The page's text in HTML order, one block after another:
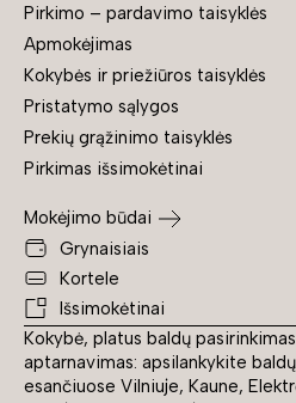
Kokybė, platus baldų
aptarnavimas: apsilankykite
esančiuose Vilniuje, Kaune,
Pirkimo – pardavimo taisyklės
Apmokėjimas
Kokybės ir priežiūros taisyklės
Pristatymo sąlygos
Prekių grąžinimo taisyklės
Pirkimas išsimokėtinai
Mokėjimo būdai
Grynaisiais
Kortele
Išsimokėtinai